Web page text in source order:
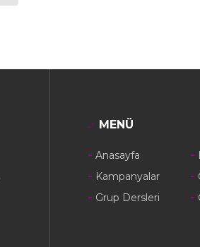
MENÜ
Anasayfa
Kampanyalar
Grup Dersleri